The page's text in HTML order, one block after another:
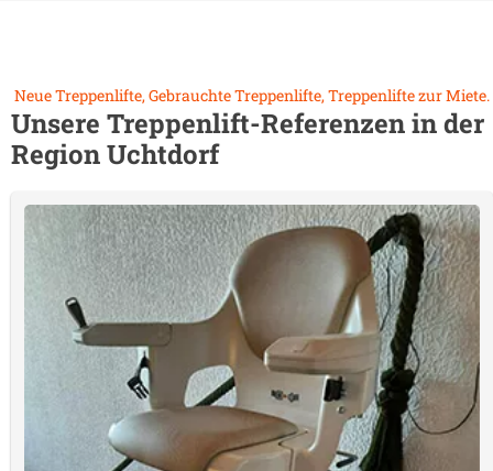
Neue Treppenlifte, Gebrauchte Treppenlifte, Treppenlifte zur Miete.
Unsere Treppenlift-Referenzen in der
RegionUchtdorf